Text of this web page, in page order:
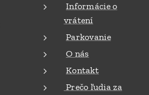
Informácie o
vrátení
Parkovanie
O nás
Kontakt
Prečo ľudia za